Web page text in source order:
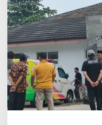
i
r
i
H
i
g
g
a
T
e